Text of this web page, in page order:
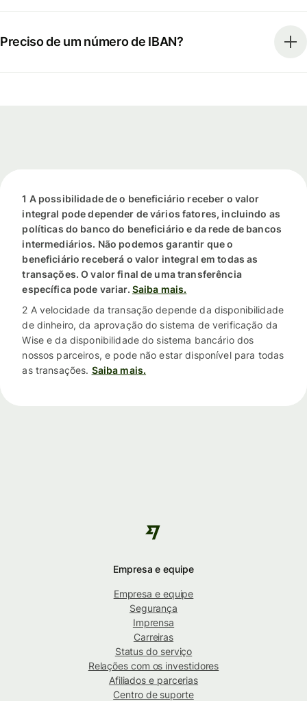
Preciso de um número de IBAN?
1 A possibilidade de o beneficiário receber o valor
integral pode depender de vários fatores, incluindo as
políticas do banco do beneficiário e da rede de bancos
intermediários. Não podemos garantir que o
beneficiário receberá o valor integral em todas as
transações. O valor final de uma transferência
específica pode variar. Saiba mais.
2 A velocidade da transação depende da disponibilidade
de dinheiro, da aprovação do sistema de verificação da
Wise e da disponibilidade do sistema bancário dos
nossos parceiros, e pode não estar disponível para todas
as transações. Saiba mais.
Empresa e equipe
Empresa e equipe
Segurança
Imprensa
Carreiras
Status do serviço
Relações com os investidores
Afiliados e parcerias
Centro de suporte